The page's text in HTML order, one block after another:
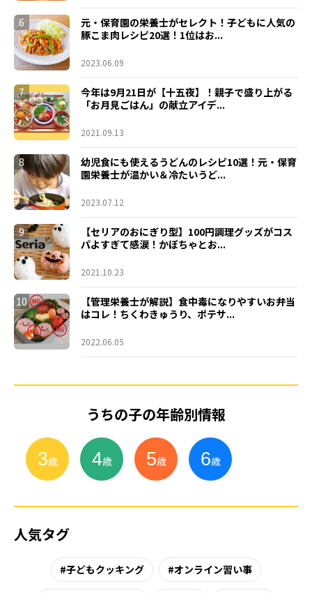
6
元・保育園の栄養士がセレクト！子どもに人気の
豚こま肉レシピ20選！1位はお...
2023.06.09
7
今年は9月21日が【十五夜】！親子で盛り上がる
「お月見ごはん」の献立アイデ...
2021.09.13
8
幼児食にも使えるうどんのレシピ10選！元・保育
園栄養士が温かい＆冷たいうど...
2023.07.12
9
【セリアのおにぎり型】100円調理グッズがコス
パよすぎて感涙！かぼちゃとお...
2021.10.23
10
【管理栄養士が解説】食中毒になりやすいお弁当
はコレ！ちくわきゅうり、ポテサ...
2022.06.05
うちの子の年齢別情報
3歳 4歳 5歳 6歳
人気タグ
子どもクッキング オンライン習い事